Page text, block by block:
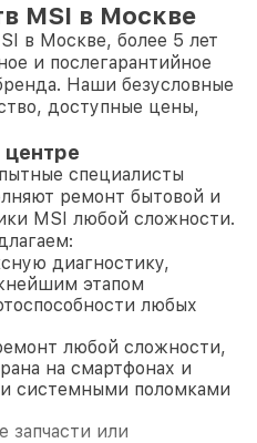
MSI в Москве
в Москве, более 5 лет
и послегарантийное
Наши безусловные
доступные цены,
специалисты
ремонт бытовой и
MSI любой сложности.
диагностику,
этапом
любых
любой сложности,
на смартфонах и
системными поломками
запчасти или